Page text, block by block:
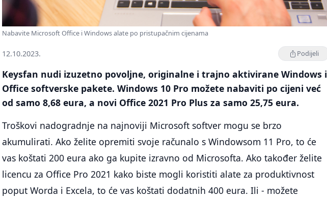
Nabavite Microsoft Office i Windows alate po pristupačnim cijenama
12.10.2023. Podijeli
Keysfan nudi izuzetno povoljne, originalne i trajno aktivirane Windows i
Office softverske pakete. Windows 10 Pro možete nabaviti po cijeni već
od samo 8,68 eura, a novi Office 2021 Pro Plus za samo 25,75 eura.
Troškovi nadogradnje na najnoviji Microsoft softver mogu se brzo
akumulirati. Ako želite opremiti svoje računalo s Windowsom 11 Pro, to će
vas koštati 200 eura ako ga kupite izravno od Microsofta. Ako također želite
licencu za Office Pro 2021 kako biste mogli koristiti alate za produktivnost
poput Worda i Excela, to će vas koštati dodatnih 400 eura. Ili - možete